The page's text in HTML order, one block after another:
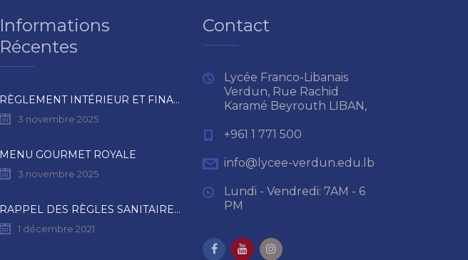
Informations
Récentes
RÈGLEMENT INTÉRIEUR ET FINANCIER
3 novembre 2025
MENU GOURMET ROYALE
3 novembre 2025
RAPPEL DES RÈGLES SANITAIRES EN VIGUEUR
1 décembre 2021
Contact
Lycée Franco-Libanais
Verdun, Rue Rachid
Karamé Beyrouth LIBAN,
+961 1 771 500
info@lycee-verdun.edu.lb
Lundi - Vendredi: 7AM - 6
PM